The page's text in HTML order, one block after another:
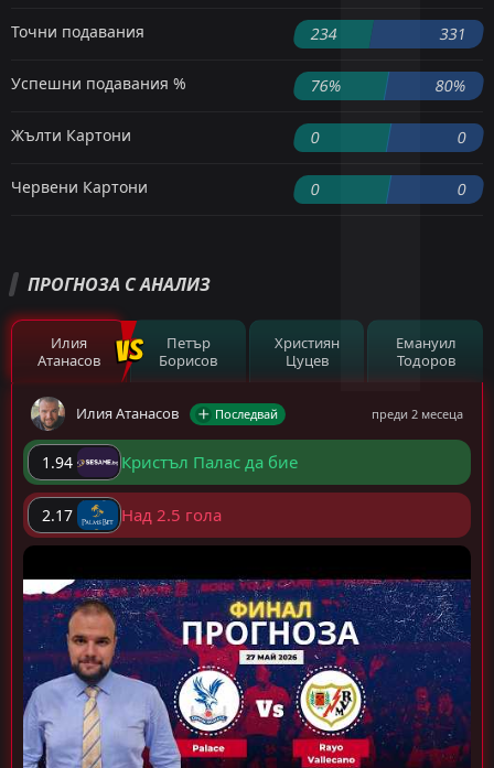
Точни подавания 234 331
Успешни подавания % 76% 80%
Жълти Картони 0 0
Червени Картони 0 0
ПРОГНОЗА С АНАЛИЗ
Илия
Атанасов
Петър
Борисов
Християн
Цуцев
Емануил
Тодоров
Илия Атанасов Последвай преди 2 месеца
1.94 Кристъл Палас да бие
2.17 Над 2.5 гола